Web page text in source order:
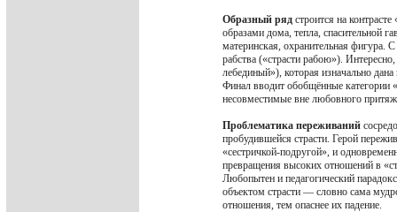
Образный ряд строится на
образами дома, тепла, спасительной
материнская, охранительная фигура.
рабства («страсти рабою»).
лебединый»), которая изначально
Финал вводит обобщённые категории
несовместимые вне любовного
Проблематика переживаний
пробудившейся страсти. Герой
«сестричкой-подругой», и
превращения высоких отношений в
Любопытен и педагогический
объектом страсти — словно сама
отношения, тем опаснее их падение.